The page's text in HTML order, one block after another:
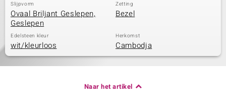
Slijpvorm
Ovaal Briljant Geslepen,
Geslepen
Zetting
Bezel
Edelsteen kleur
wit/kleurloos
Herkomst
Cambodja
Naar het artikel